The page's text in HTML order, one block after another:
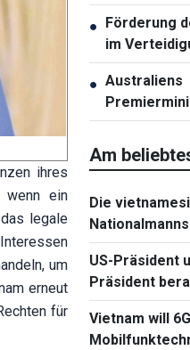
ihres
wenn ein
legale
um
erneut
für
die
● Förderung
im
zwischen
● Australiens
den Besuch
Am
Die
Continental
2026 teil
US-Präsident
Präsident
Vietnam will